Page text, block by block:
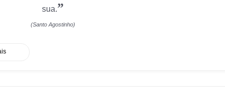
sua.”
(Santo Agostinho)